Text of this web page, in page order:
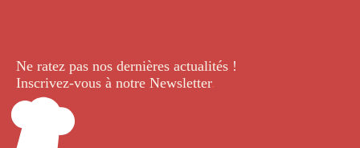
Ne ratez pas nos dernières actualités !
Inscrivez-vous à notre Newsletter.